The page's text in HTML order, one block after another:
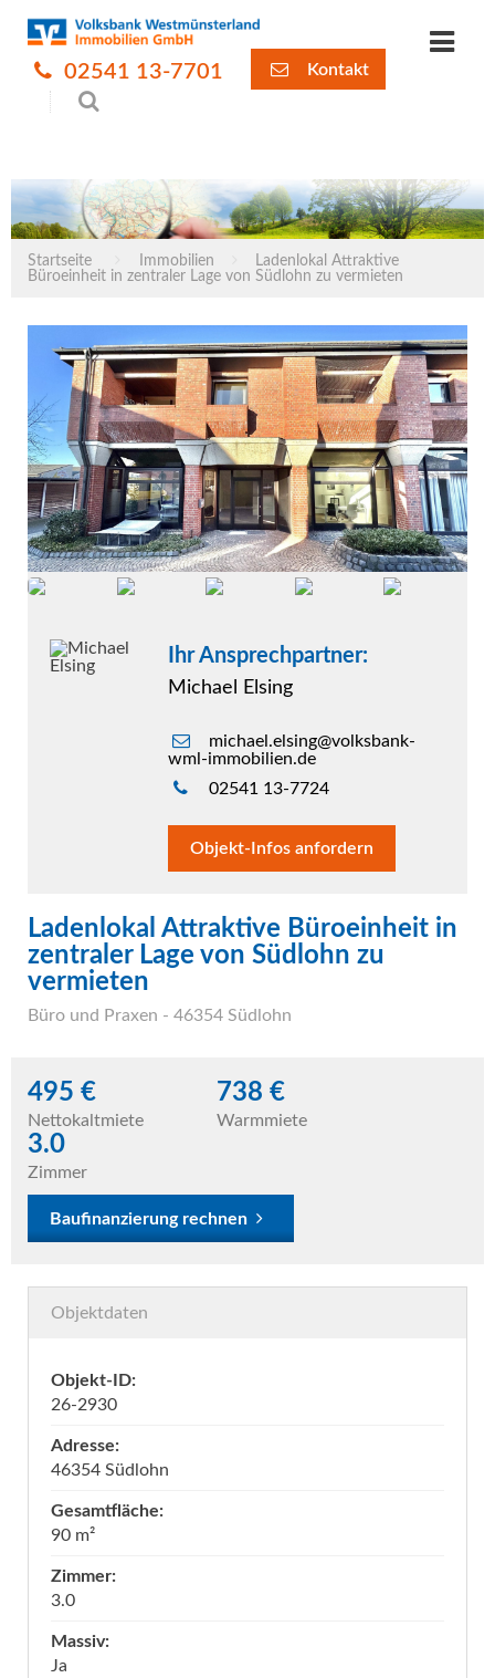
02541 13-7701 Kontakt
Startseite Immobilien
Ladenlokal Attraktive
Büroeinheit in zentraler Lage von Südlohn zu vermieten
Ihr Ansprechpartner:
Michael Elsing
michael.elsing@volksbank-
wml-immobilien.de
02541 13-7724
Objekt-Infos anfordern
Ladenlokal Attraktive Büroeinheit in
zentraler Lage von Südlohn zu
vermieten
Büro und Praxen - 46354 Südlohn
495 €
Nettokaltmiete
738 €
Warmmiete
3.0
Zimmer
Baufinanzierung rechnen
Objektdaten
Objekt-ID:
26-2930
Adresse:
46354 Südlohn
Gesamtfläche:
90 m²
Zimmer:
3.0
Massiv:
Ja